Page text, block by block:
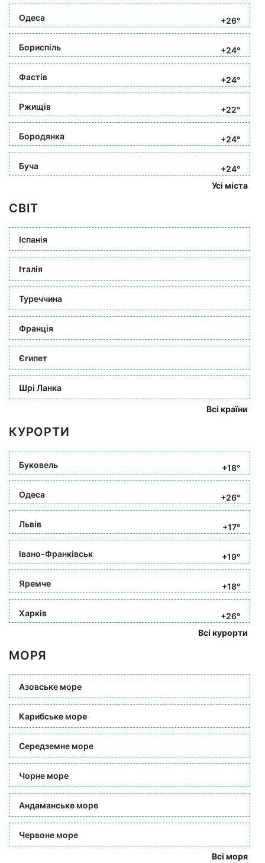
Одеса +26°
Бориспіль +24°
Фастів +24°
Ржищів +22°
Бородянка +24°
Буча
+24°
Усі міста
СВІТ
Іспанія
Італія
Туреччина
Франція
Єгипет
Шрі Ланка
Всі країни
КУРОРТИ
Буковель +18°
Одеса +26°
Львів +17°
Івано-Франківськ +19°
Яремче +18°
Харків
+26°
Всі курорти
МОРЯ
Азовське море
Карибське море
Середземне море
Чорне море
Андаманське море
Червоне море
Всі моря